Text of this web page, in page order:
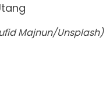
Majnun/Unsplash)